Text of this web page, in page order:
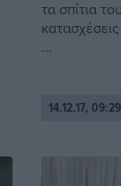
τα σπίτια
...
14.12.17, 09:29